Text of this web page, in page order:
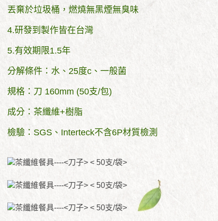
丟棄於垃圾桶，燃燒無黑煙無臭味
4.研發到製作皆在台灣
5.有效期限1.5年
分解條件：水、25度c、一般菌
規格：刀 160mm (50支/包)
成分：茶纖維+樹脂
檢驗：SGS、Interteck不含6P材質檢測